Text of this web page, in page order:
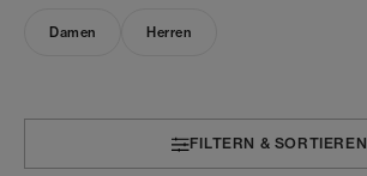
Damen Herren
FILTERN & SORTIEREN